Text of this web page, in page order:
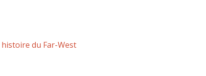
du Far-West